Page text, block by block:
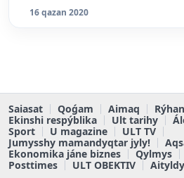
16 qazan 2020
Saiasat Qoǵam Aimaq
Ekinshi respýblika
Ult tarihy
Sport
U magazine
ULT TV
Jumysshy mamandyqtar jyly!
Ekonomika jáne biznes
Qylmys
Posttimes
ULT OBEKTIV